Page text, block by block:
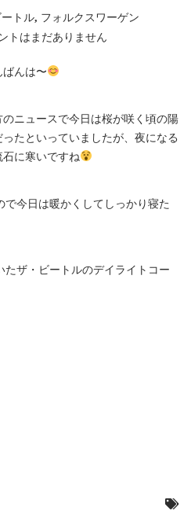
トル, フォルクスワーゲン
トはまだありません
ばんは〜
のニュースで今日は桜が咲く頃の陽
ったといっていましたが、夜になる
石に寒いですね
今日は暖かくしてしっかり寝た
ザ・ビートルのデイライトコー